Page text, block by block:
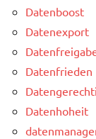
Datenboost
Datenexport
Datenfrieden
Datenhoheit